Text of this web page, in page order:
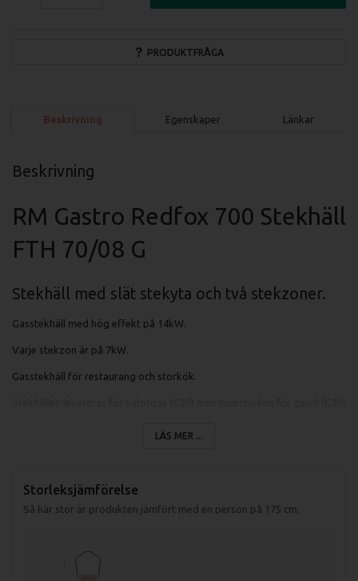
PRODUKTFRÅGA
Beskrivning Egenskaper Länkar
Beskrivning
RM Gastro Redfox 700 Stekhäll
FTH 70/08 G
Stekhäll med slät stekyta och två stekzoner.
Gasstekhäll med hög effekt på 14kW.
Varje stekzon är på 7kW.
Gasstekhäll för restaurang och storkök.
Temperatur på stekhällen mellan 50-300 grader som styrs av termostat.
Specifikationer fritös FTH 70/048G:
LÄS MER ...
Storleksjämförelse
Så här stor är produkten jämfört med en person på 175 cm.